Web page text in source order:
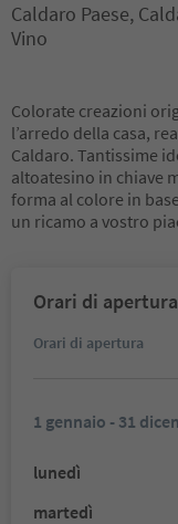
Caldaro Paese,
Vino
Colorate creazioni
l’arredo della casa,
Caldaro. Tantissime
altoatesino in chiave
forma al colore in
un ricamo a vostro
Orari di apertura
Orari di apertura
1 gennaio - 31
lunedì
martedì